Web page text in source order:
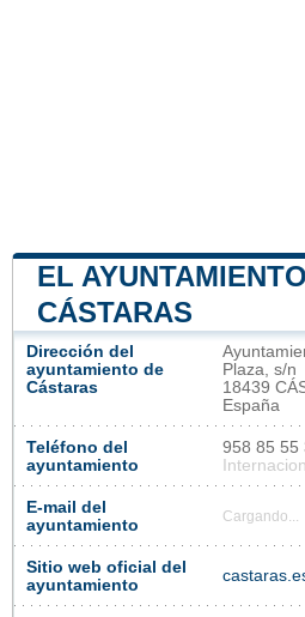
EL
CÁSTARAS
Dirección del
ayuntamiento de
Cástaras
Plaza, s/n
18439
España
Teléfono del
ayuntamiento
958 85 55
E-mail del
ayuntamiento
Cargando...
Sitio web oficial del
ayuntamiento